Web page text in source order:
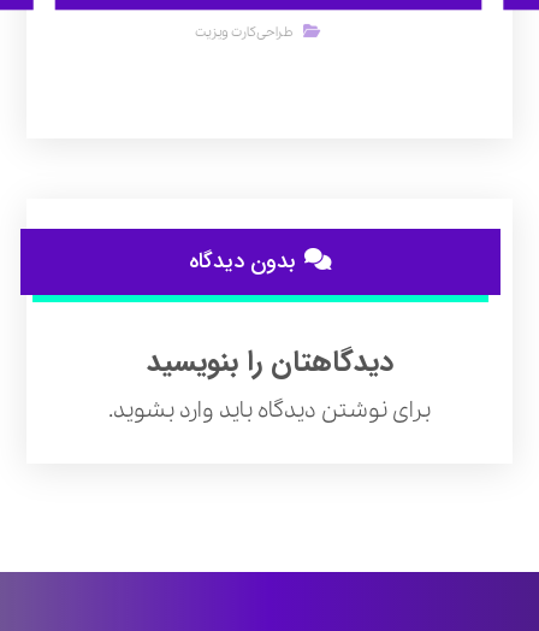
طراحی کارت ویزیت
بدون دیدگاه
دیدگاهتان را بنویسید
برای نوشتن دیدگاه باید وارد بشوید.